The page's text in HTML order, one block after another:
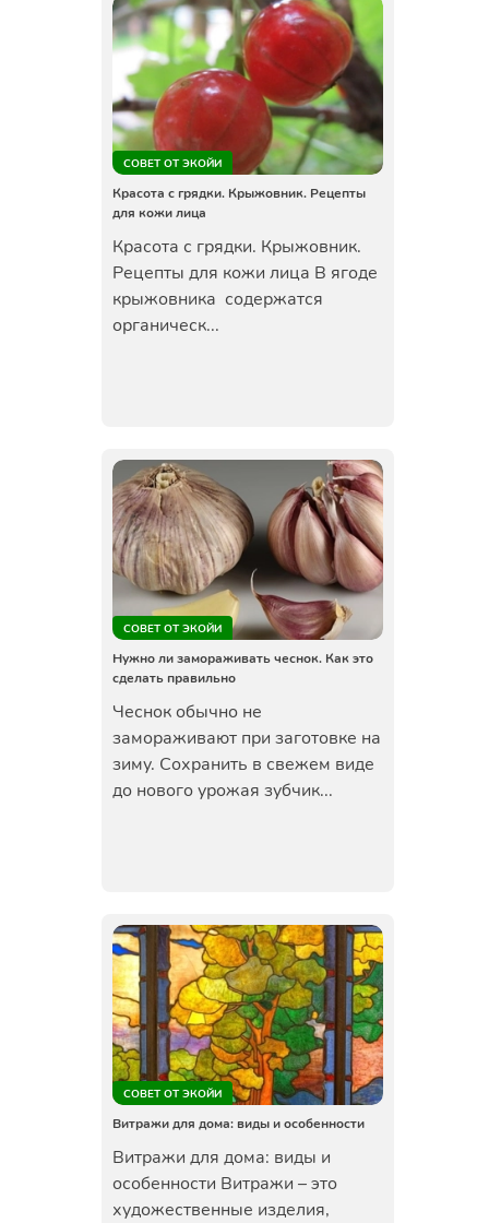
СОВЕТ ОТ ЭКОЙИ
Красота с грядки. Крыжовник. Рецепты
для кожи лица
Красота с грядки. Крыжовник.
Рецепты для кожи лица В ягоде
крыжовника содержатся
органическ...
СОВЕТ ОТ ЭКОЙИ
Нужно ли замораживать чеснок. Как это
сделать правильно
Чеснок обычно не
замораживают при заготовке на
зиму. Сохранить в свежем виде
до нового урожая зубчик...
СОВЕТ ОТ ЭКОЙИ
Витражи для дома: виды и особенности
Витражи для дома: виды и
особенности Витражи – это
художественные изделия,